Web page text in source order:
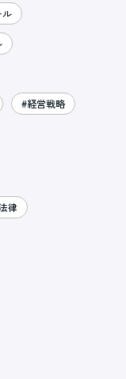
#経営戦略
律